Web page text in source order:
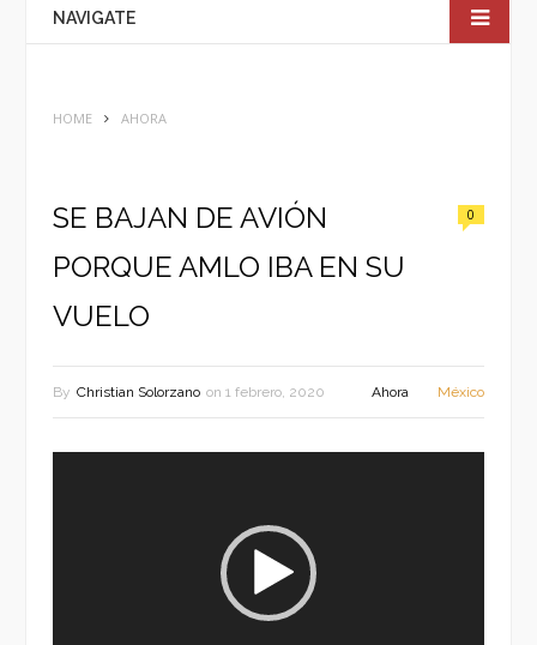
NAVIGATE
HOME AHORA
SE BAJAN DE AVIÓN
PORQUE AMLO IBA EN SU
VUELO
0
By Christian Solorzano on 1 febrero, 2020 Ahora México